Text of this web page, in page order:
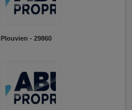
Plouvien - 29860